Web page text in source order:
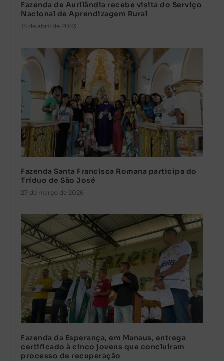
Fazenda de Aurilândia recebe visita do Serviço
Nacional de Aprendizagem Rural
13 de abril de 2023
Fazenda Santa Francisca Romana participa do
Tríduo de São José
27 de março de 2026
Fazenda da Esperança, em Manaus, entrega
certificado à cinco jovens que concluíram
processo de recuperação